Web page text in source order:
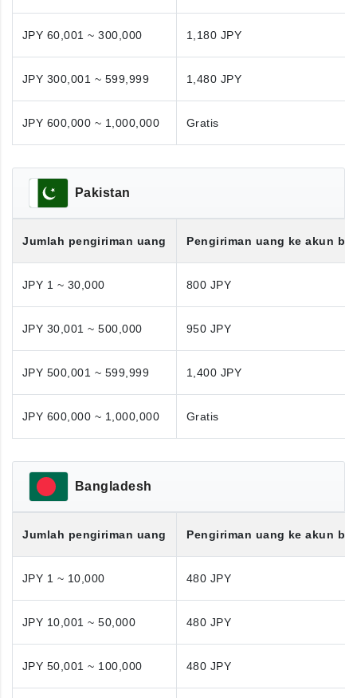
JPY 60,001 ~ 300,000 1,180 JPY
JPY 300,001 ~ 599,999 1,480 JPY
JPY 600,000 ~ 1,000,000 Gratis
Pakistan
Jumlah pengiriman uang Pengiriman uang ke akun
JPY 1 ~ 30,000 800 JPY
JPY 30,001 ~ 500,000 950 JPY
JPY 500,001 ~ 599,999 1,400 JPY
JPY 600,000 ~ 1,000,000 Gratis
Bangladesh
Jumlah pengiriman uang Pengiriman uang ke akun
JPY 1 ~ 10,000 480 JPY
JPY 10,001 ~ 50,000 480 JPY
JPY 50,001 ~ 100,000 480 JPY